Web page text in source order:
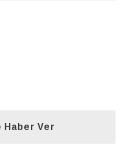
Haber Ver